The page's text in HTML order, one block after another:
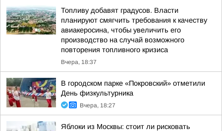
Топливу добавят градусов. Власти
планируют смягчить требования к качеству
авиакеросина, чтобы увеличить его
производство на случай возможного
повторения топливного кризиса
Вчера, 18:37
В городском парке «Покровский» отметили
День физкультурника
Вчера, 18:27
Яблоки из Москвы: стоит ли рисковать